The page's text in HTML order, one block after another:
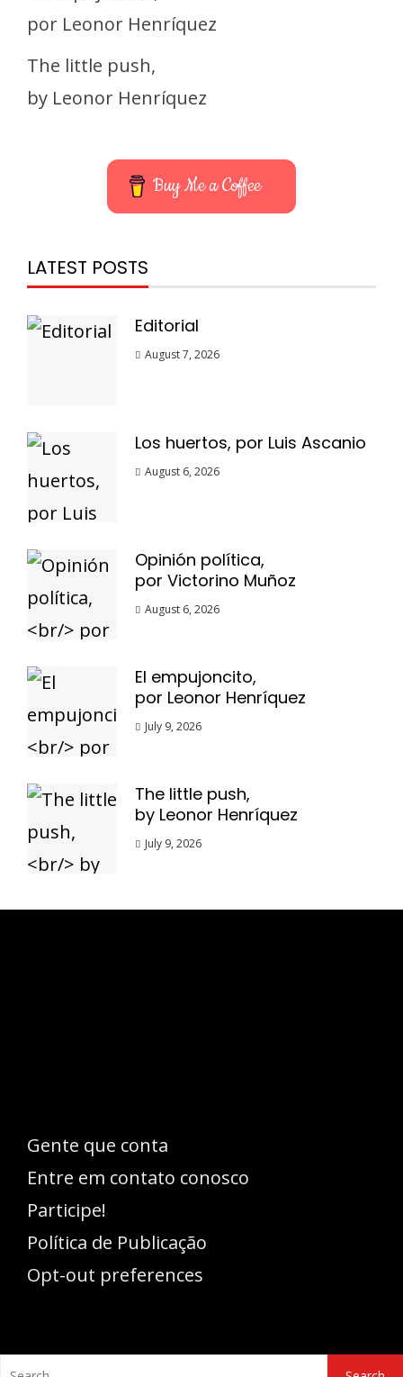
por Leonor Henríquez
The little push,
by Leonor Henríquez
Buy Me a Coffee
LATEST POSTS
Editorial
August 7, 2026
Los huertos, por Luis Ascanio
August 6, 2026
Opinión política,
por Victorino Muñoz
August 6, 2026
El empujoncito,
por Leonor Henríquez
July 9, 2026
The little push,
by Leonor Henríquez
July 9, 2026
Gente que conta
Entre em contato conosco
Participe!
Política de Publicação
Opt-out preferences